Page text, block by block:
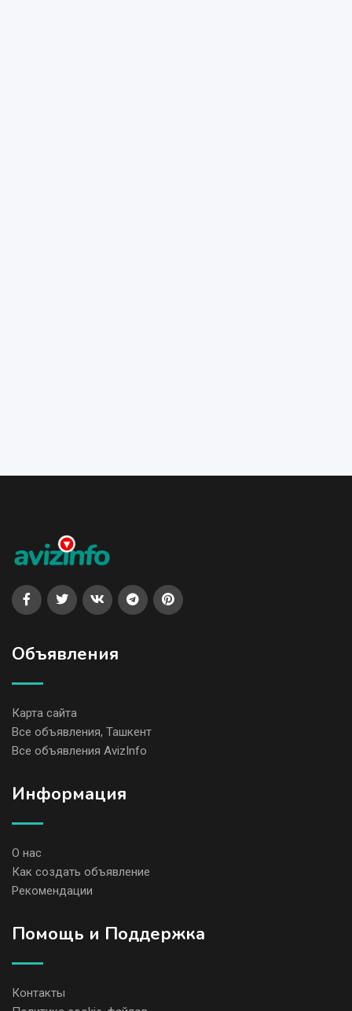
Объявления
Карта сайта
Все объявления, Ташкент
Все объявления AvizInfo
Информация
О нас
Как создать объявление
Рекомендации
Помощь и Поддержка
Контакты